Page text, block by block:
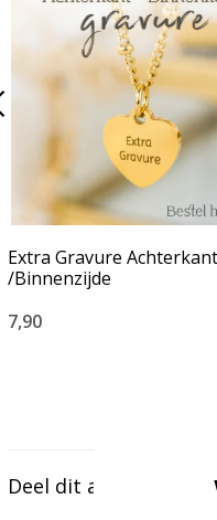
Extra Gravure Achterkant
/Binnenzijde
7,90
Deel dit artikel